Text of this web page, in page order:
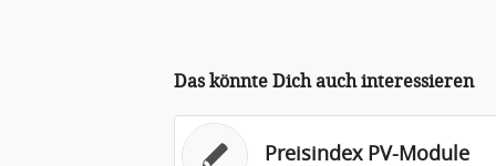
Das könnte Dich auch interessieren
Preisindex PV-Module